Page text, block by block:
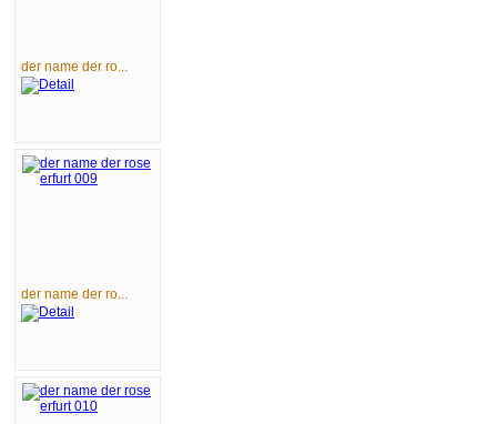
der name der ro...
der name der ro...